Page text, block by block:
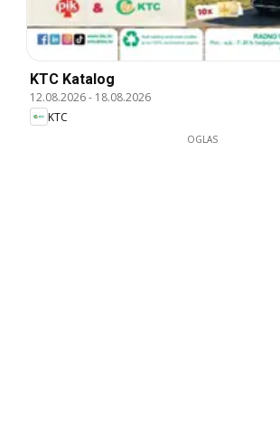
KTC Katalog
12.08.2026- 18.08.2026
KTC
OGLAS